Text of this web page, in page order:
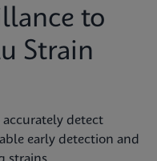
to
Strain
accurately detect
early detection and